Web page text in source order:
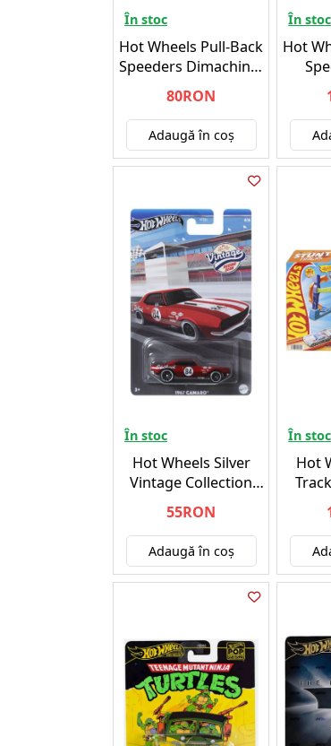
În stoc
Hot Wheels Pull-Back
Speeders Dimachinni
Veloce (1:43) (HWH35)
80RON
Adaugă în coş
În stoc
Hot
În stoc
Hot Wheels Silver
Vintage Collection
Random (HRT81)
55RON
Adaugă în coş
În stoc
Hot